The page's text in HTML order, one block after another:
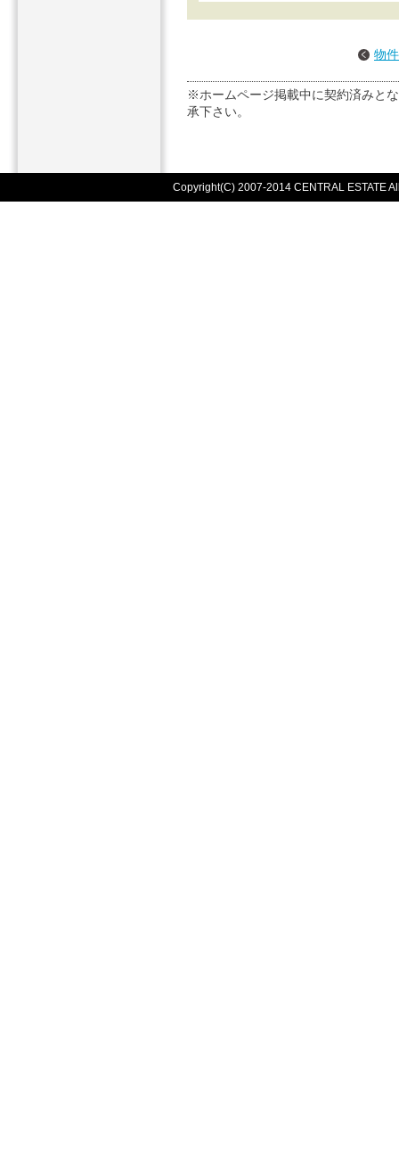
物
※ホームページ掲載中に契約済みと
承下さい。
Copyright(C) 2007-2014 CENTRAL ESTATE